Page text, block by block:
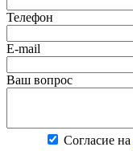
Телефон
E-mail
Ваш вопрос
Согласие на